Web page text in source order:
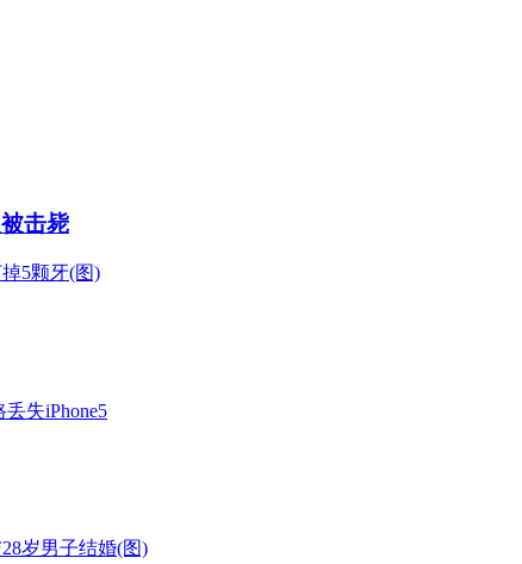
击毙
5颗牙(图)
失iPhone5
岁男子结婚(图)